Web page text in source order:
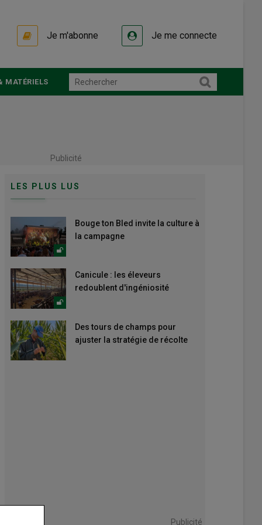
Je m'abonne Je me connecte
MATÉRIELS
Publicité
LES PLUS LUS
Bouge ton Bled invite la culture à
la campagne
Canicule : les éleveurs
redoublent d'ingéniosité
Des tours de champs pour
ajuster la stratégie de récolte
Publicité